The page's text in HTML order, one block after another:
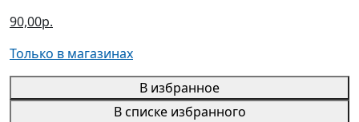
90,00р.
Только в магазинах
В избранное
В списке избранного